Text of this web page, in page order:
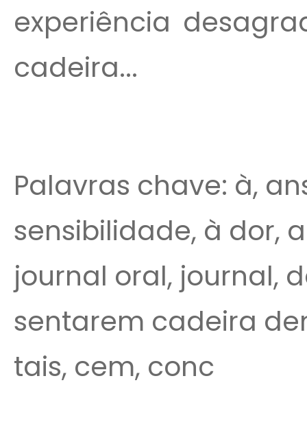
experiência
cadeira...
Palavras chave: à,
sensibilidade, à dor,
journal oral, journal,
sentarem cadeira
tais, cem, conc